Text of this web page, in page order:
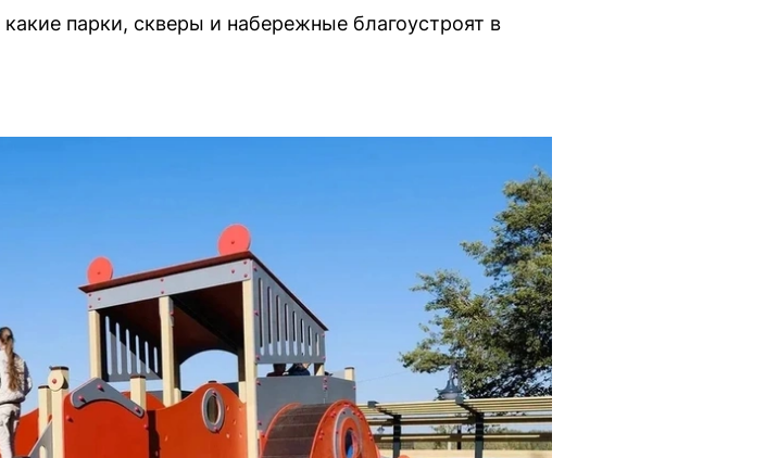
парки, скверы и набережные благоустроят в